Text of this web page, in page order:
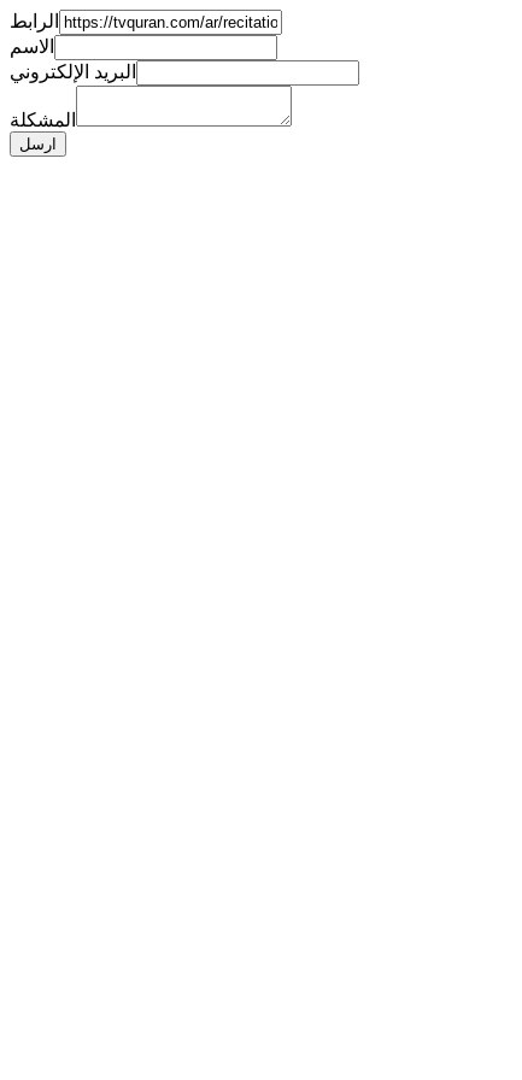
الرابط
الاسم
البريد الإلكتروني
المشكلة
ارسل